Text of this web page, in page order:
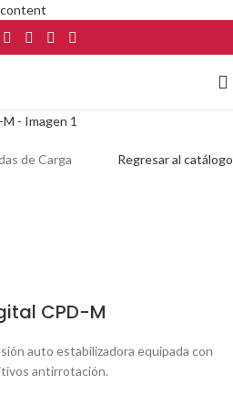
content
de Carga Regresar al catálogo
CPD-M
auto estabilizadora equipada con
antirrotación.